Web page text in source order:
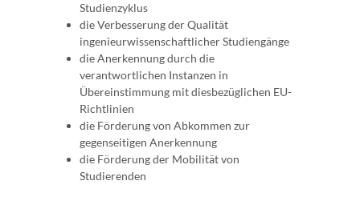
Studienzyklus
die Verbesserung der Qualität
ingenieurwissenschaftlicher Studiengänge
die Anerkennung durch die
verantwortlichen Instanzen in
Übereinstimmung mit diesbezüglichen EU-
Richtlinien
die Förderung von Abkommen zur
gegenseitigen Anerkennung
die Förderung der Mobilität von
Studierenden